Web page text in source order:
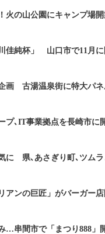
火の山公園にキャンプ場
佳純杯」 山口市で11月
画 古湯温泉街に特大パ
プ､IT事業拠点を長崎市に
に 県､あさぎり町､ツム
アンの巨匠」がバーガー
…串間市で「まつり888」